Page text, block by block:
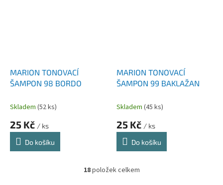
MARION TONOVACÍ
ŠAMPON 98 BORDO
Skladem (52 ks)
25 Kč / ks
Do košíku
MARION TONOVACÍ
ŠAMPON 99 BAKLAŽAN
Skladem (45 ks)
25 Kč / ks
Do košíku
O
18položek celkem